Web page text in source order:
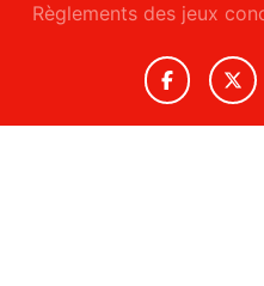
Règlements des jeux